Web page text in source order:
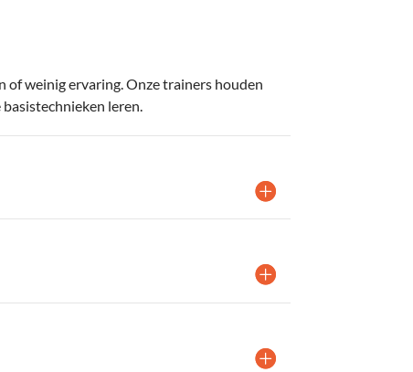
of weinig ervaring. Onze trainers houden
leren.